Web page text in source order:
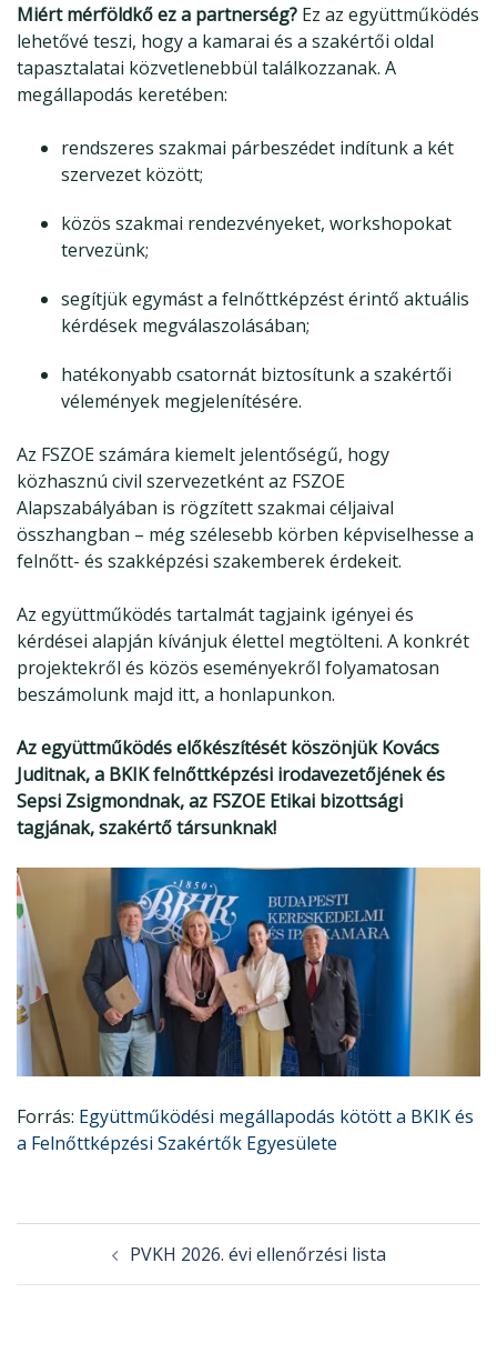
Miért mérföldkő ez a partnerség? Ez az együttműködés
lehetővé teszi, hogy a kamarai és a szakértői oldal
tapasztalatai közvetlenebbül találkozzanak. A
megállapodás keretében:
rendszeres szakmai párbeszédet indítunk a két
szervezet között;
közös szakmai rendezvényeket, workshopokat
tervezünk;
segítjük egymást a felnőttképzést érintő aktuális
kérdések megválaszolásában;
hatékonyabb csatornát biztosítunk a szakértői
vélemények megjelenítésére.
Az FSZOE számára kiemelt jelentőségű, hogy
közhasznú civil szervezetkéntaz FSZOE
Alapszabályában is rögzített szakmai céljaival
összhangban – még szélesebb körben képviselhesse a
felnőtt- és szakképzési szakemberek érdekeit.
Az együttműködés tartalmát tagjaink igényei és
kérdései alapján kívánjuk élettel megtölteni. A konkrét
projektekről és közös eseményekről folyamatosan
beszámolunk majd itt, a honlapunkon.
Az együttműködés előkészítését köszönjük Kovács
Juditnak, a BKIK felnőttképzési irodavezetőjének és
Sepsi Zsigmondnak, az FSZOE Etikai bizottsági
tagjának, szakértő társunknak!
Forrás: Együttműködési megállapodás kötött a BKIK és
a Felnőttképzési Szakértők Egyesülete
navigationPVKH 2026. évi ellenőrzési lista